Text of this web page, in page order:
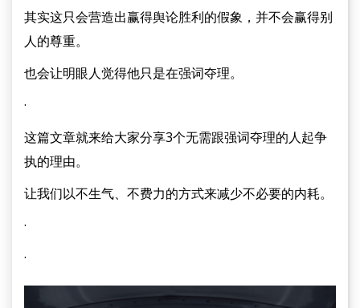
其实这只会营造出赢得舆论胜利的假象，并不会赢得别
人的尊重。
也会让明眼人觉得他只是在强词夺理。
·
这篇文章就来给大家分享3个无需跟强词夺理的人起争
执的理由。
让我们以不生气、不费力的方式来减少不必要的内耗。
·
·